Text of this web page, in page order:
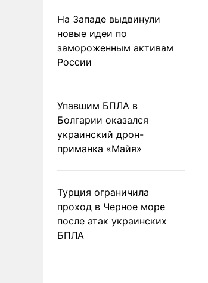
На Западе выдвинули
новые идеи по
замороженным активам
России
Упавшим БПЛА в
Болгарии оказался
украинский дрон-
приманка «Майя»
Турция ограничила
проход в Черное море
после атак украинских
БПЛА